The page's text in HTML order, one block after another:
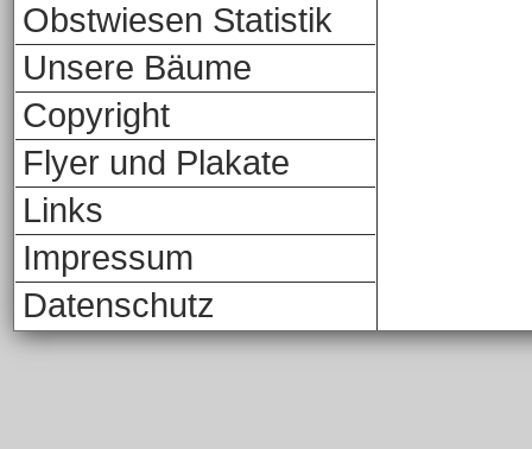
Obstwiesen Statistik
Unsere Bäume
Copyright
Flyer und Plakate
Links
Impressum
Datenschutz